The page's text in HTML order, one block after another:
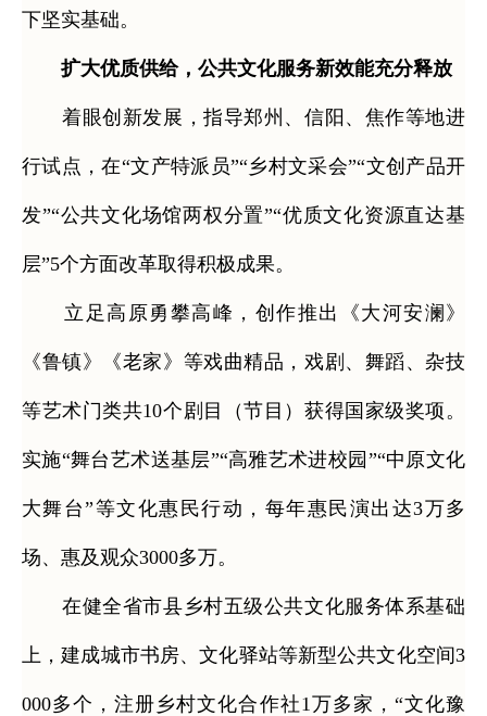
下坚实基础。
扩大优质供给，公共文化服务新效能充分释放
着眼创新发展，指导郑州、信阳、焦作等地进
行试点，在“文产特派员”“乡村文采会”“文创产品开
发”“公共文化场馆两权分置”“优质文化资源直达基
层”5个方面改革取得积极成果。
立足高原勇攀高峰，创作推出《大河安澜》
《鲁镇》《老家》等戏曲精品，戏剧、舞蹈、杂技
等艺术门类共10个剧目（节目）获得国家级奖项。
实施“舞台艺术送基层”“高雅艺术进校园”“中原文化
大舞台”等文化惠民行动，每年惠民演出达3万多
场、惠及观众3000多万。
在健全省市县乡村五级公共文化服务体系基础
上，建成城市书房、文化驿站等新型公共文化空间3
000多个，注册乡村文化合作社1万多家，“文化豫